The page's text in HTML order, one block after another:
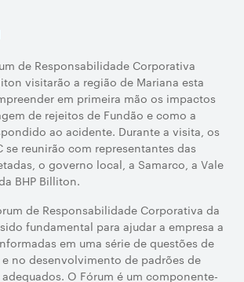
de Responsabilidade Corporativa
visitarão a região de Mariana esta
em primeira mão os impactos
de rejeitos de Fundão e como a
ao acidente. Durante a visita, os
se reunirão com representantes das
o governo local, a Samarco, a Vale
BHP Billiton.
de Responsabilidade Corporativa da
fundamental para ajudar a empresa a
em uma série de questões de
no desenvolvimento de padrões de
O Fórum é um componente-